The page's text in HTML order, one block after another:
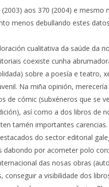
aos 370 (2004) e mesmo
menos debullando estes
cualitativa da saúde da
coexiste cunha
sobre a poesía e teatro,
Na miña opinión,
de cómic (subxéneros que se
así como a dos libros de
tamén importantes carencias.
do sector editorial
dabondo por acometer polo
das nosas obras
a visibilidade dos